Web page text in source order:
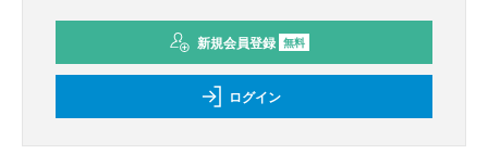
新規会員登録 無料
ログイン